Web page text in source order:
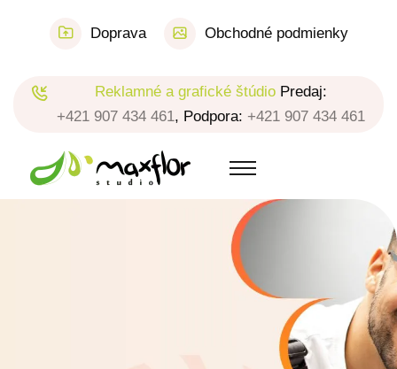
Doprava Obchodné podmienky
Reklamné a grafické štúdio Predaj:
+421 907 434 461, Podpora: +421 907 434 461